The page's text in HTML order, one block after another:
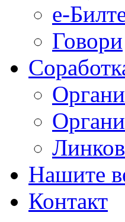
е-
Говори
Нашите
Контакт